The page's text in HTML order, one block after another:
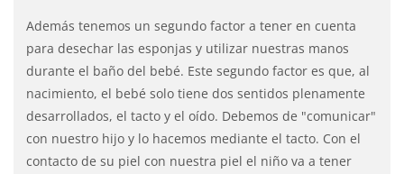
Además tenemos un segundo factor a tener en cuenta
para desechar las esponjas y utilizar nuestras manos
durante el baño del bebé. Este segundo factor es que, al
nacimiento, el bebé solo tiene dos sentidos plenamente
desarrollados, el tacto y el oído. Debemos de "comunicar"
con nuestro hijo y lo hacemos mediante el tacto. Con el
contacto de su piel con nuestra piel el niño va a tener